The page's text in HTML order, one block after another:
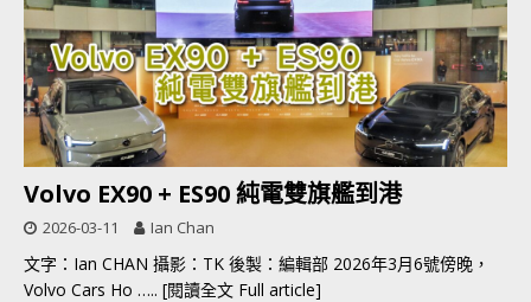
Volvo EX90 + ES90 純電雙旗艦到港
2026-03-11 Ian Chan
文字：Ian CHAN 攝影：TK 後製：編輯部 2026年3月6號傍晚，
Volvo Cars Ho ….. [閱讀全文 Full article]